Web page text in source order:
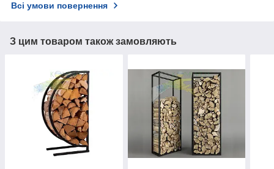
Всі умови повернення
З цим товаром також замовляють